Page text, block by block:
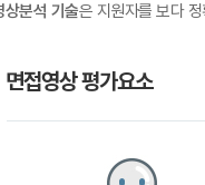
상분석 기술은 지원자를 보다
면접영상 평가요소